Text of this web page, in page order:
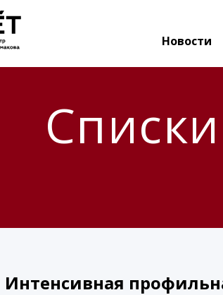
Новости
Интенсивная